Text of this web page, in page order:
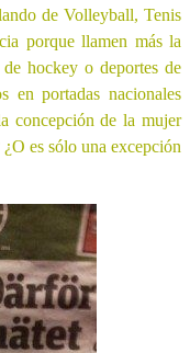
de Volleyball, Tenis
porque llamen más la
hockey o deportes de
en portadas nacionales
concepción de la mujer
es sólo una excepción